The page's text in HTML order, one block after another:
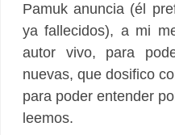
Pamuk anuncia (él
ya fallecidos), a mi
autor vivo, para
nuevas, que dosifico
para poder entender
leemos.